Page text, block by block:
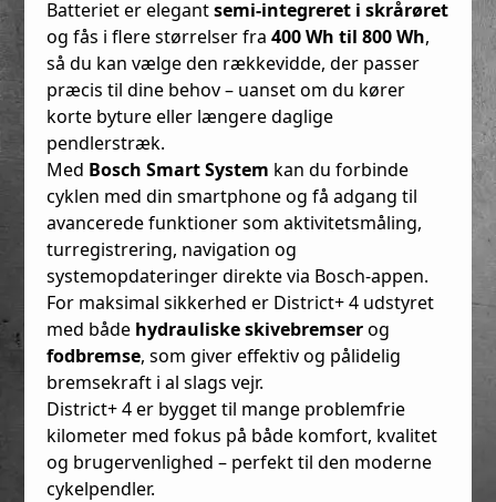
Batteriet er elegantsemi-integreret i skrårøret
og fås i flere størrelser fra400 Wh til 800 Wh,
så du kan vælge den rækkevidde, der passer
præcis til dine behov – uanset om du kører
korte byture eller længere daglige
pendlerstræk.
Med Bosch Smart System kan du forbinde
cyklen med din smartphone og få adgang til
avancerede funktioner som aktivitetsmåling,
turregistrering, navigation og
systemopdateringer direkte via Bosch-appen.
For maksimal sikkerhed er District+ 4 udstyret
med både hydrauliske skivebremserog
fodbremse, som giver effektiv og pålidelig
bremsekraft i al slags vejr.
District+ 4 er bygget til mange problemfrie
kilometer med fokus på både komfort, kvalitet
og brugervenlighed – perfekt til den moderne
cykelpendler.